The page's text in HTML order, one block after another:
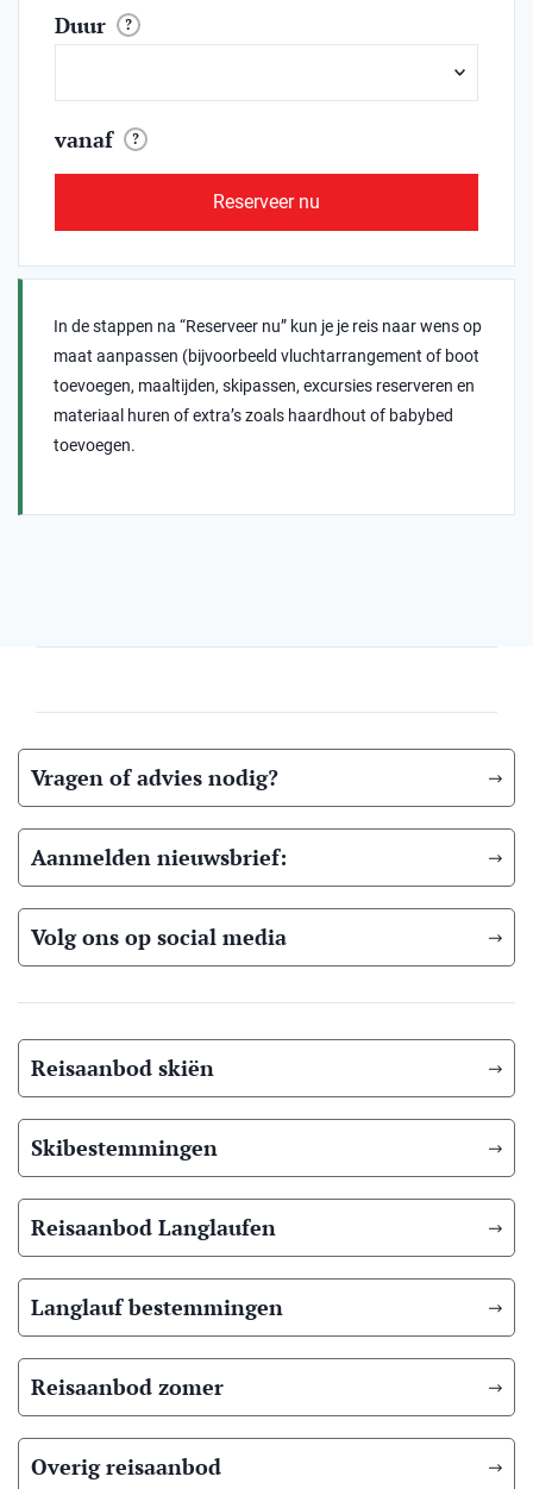
Duur ?
vanaf ?
Reserveer nu
In de stappen na “Reserveer nu” kun je je reis naar wens op
maat aanpassen (bijvoorbeeld vluchtarrangement of boot
toevoegen, maaltijden, skipassen, excursies reserveren en
materiaal huren of extra’s zoals haardhout of babybed
toevoegen.
Vragen of advies nodig?
Aanmelden nieuwsbrief:
Volg ons op social media
Reisaanbod skiën
Skibestemmingen
Reisaanbod Langlaufen
Langlauf bestemmingen
Reisaanbod zomer
Overig reisaanbod